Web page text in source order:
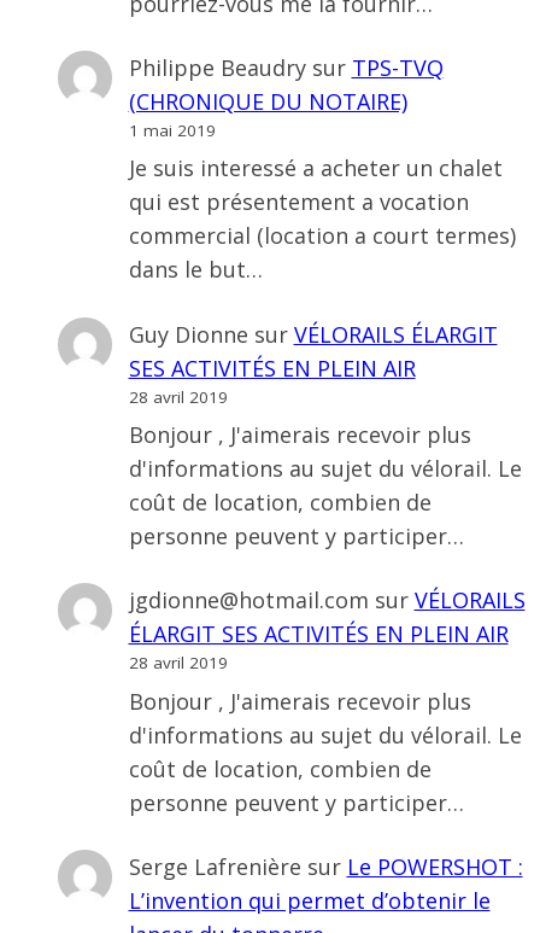
Philippe Beaudrysur TPS-TVQ
(CHRONIQUE DU NOTAIRE)
1 mai 2019
Je suis interessé a acheter un chalet
qui est présentement a vocation
commercial (location a court termes)
dans le but…
Guy Dionne sur VÉLORAILS ÉLARGIT
SES ACTIVITÉS EN PLEIN AIR
28 avril 2019
Bonjour , J'aimerais recevoir plus
d'informations au sujet du vélorail. Le
coût de location, combien de
personne peuvent y participer…
jgdionne@hotmail.com sur VÉLORAILS
ÉLARGIT SES ACTIVITÉS EN PLEIN AIR
28 avril 2019
Bonjour , J'aimerais recevoir plus
d'informations au sujet du vélorail. Le
coût de location, combien de
personne peuvent y participer…
Serge Lafrenière sur Le POWERSHOT :
L’invention qui permet d’obtenir le